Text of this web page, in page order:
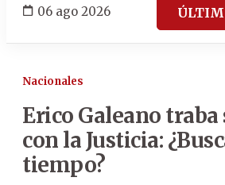
06 ago 2026
Nacionales
Erico Galeano traba
con la Justicia:
tiempo?